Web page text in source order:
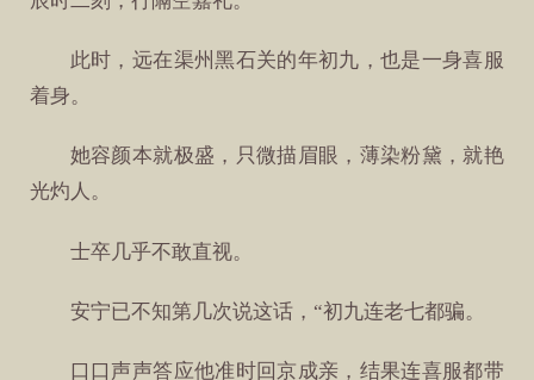
此时，远在渠州黑石关的年初九，也是一身喜服
着身。
她容颜本就极盛，只微描眉眼，薄染粉黛，就艳
光灼人。
士卒几乎不敢直视。
安宁已不知第几次说这话，“初九连老七都骗。
口口声声答应他准时回京成亲，结果连喜服都带